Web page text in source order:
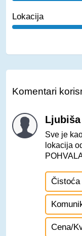
Lokacija
Komentari
Sve je
lokacija
Čistoća
Cena/